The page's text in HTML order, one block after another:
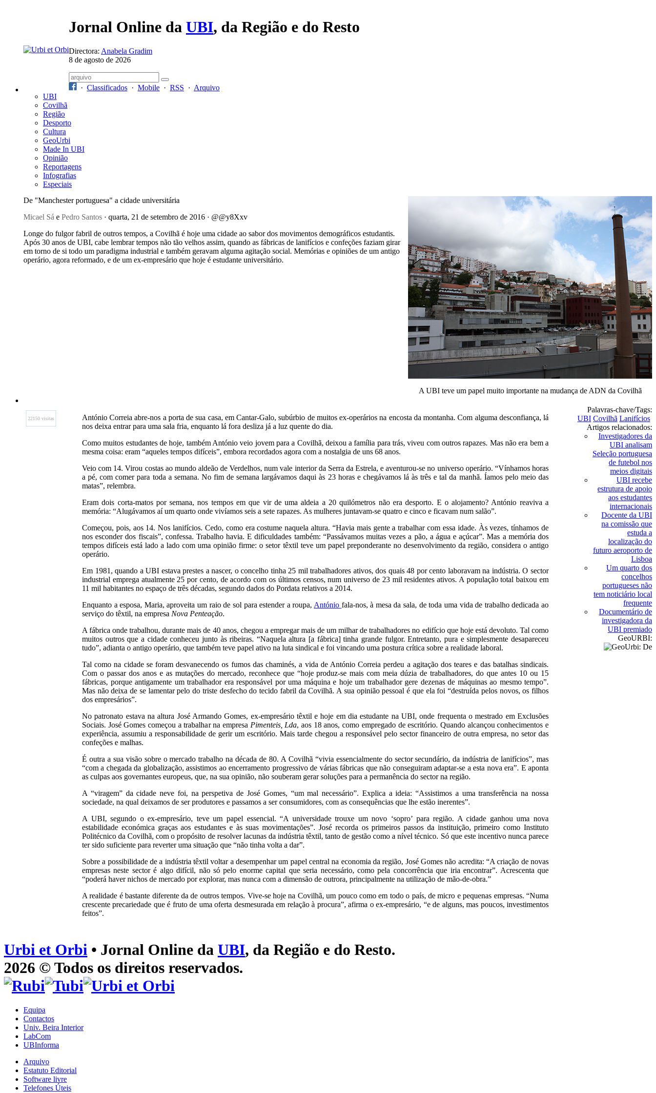
Jornal Online da UBI, da Região e do Resto
Directora: Anabela Gradim
8 de agosto de 2026
· Classificados · Mobile · RSS · Arquivo
UBI
Covilhã
Região
Desporto
Cultura
GeoUrbi
Made In UBI
Opinião
Reportagens
Infografias
Especiais
De "Manchester portuguesa" a cidade universitária
Micael Sá e Pedro Santos · quarta, 21 de setembro de 2016 · @@y8Xxv
Longe do fulgor fabril de outros tempos, a Covilhã é hoje uma cidade ao sabor dos movimentos demográficos estudantis.
Após 30 anos de UBI, cabe lembrar tempos não tão velhos assim, quando as fábricas de lanifícios e confeções faziam girar
em torno de si todo um paradigma industrial e também geravam alguma agitação social. Memórias e opiniões de um antigo
operário, agora reformado, e de um ex-empresário que hoje é estudante universitário.
A UBI teve um papel muito importante na mudança de ADN da Covilhã
22150 visitas
António Correia abre-nos a porta de sua casa, em Cantar-Galo, subúrbio de muitos ex-operários na encosta da montanha. Com alguma desconfiança, lá
nos deixa entrar para uma sala fria, enquanto lá fora desliza já a luz quente do dia.
Como muitos estudantes de hoje, também António veio jovem para a Covilhã, deixou a família para trás, viveu com outros rapazes. Mas não era bem a
mesma coisa: eram “aqueles tempos difíceis”, embora recordados agora com a nostalgia de uns 68 anos.
Veio com 14. Virou costas ao mundo aldeão de Verdelhos, num vale interior da Serra da Estrela, e aventurou-se no universo operário. “Vínhamos horas
a pé, com comer para toda a semana. No fim de semana largávamos daqui às 23 horas e chegávamos lá às três e tal da manhã. Íamos pelo meio das
matas”, relembra.
Eram dois corta-matos por semana, nos tempos em que vir de uma aldeia a 20 quilómetros não era desporto. E o alojamento? António reaviva a
memória: “Alugávamos aí um quarto onde vivíamos seis a sete rapazes. As mulheres juntavam-se quatro e cinco e ficavam num salão”.
Começou, pois, aos 14. Nos lanifícios. Cedo, como era costume naquela altura. “Havia mais gente a trabalhar com essa idade. Às vezes, tínhamos de
nos esconder dos fiscais”, confessa. Trabalho havia. E dificuldades também: “Passávamos muitas vezes a pão, a água e açúcar”. Mas a memória dos
tempos difíceis está lado a lado com uma opinião firme: o setor têxtil teve um papel preponderante no desenvolvimento da região, considera o antigo
operário.
Em 1981, quando a UBI estava prestes a nascer, o concelho tinha 25 mil trabalhadores ativos, dos quais 48 por cento laboravam na indústria. O sector
industrial emprega atualmente 25 por cento, de acordo com os últimos censos, num universo de 23 mil residentes ativos. A população total baixou em
11 mil habitantes no espaço de três décadas, segundo dados do Pordata relativos a 2014.
Enquanto a esposa, Maria, aproveita um raio de sol para estender a roupa, António fala-nos, à mesa da sala, de toda uma vida de trabalho dedicada ao
serviço do têxtil, na empresa Nova Penteação.
A fábrica onde trabalhou, durante mais de 40 anos, chegou a empregar mais de um milhar de trabalhadores no edifício que hoje está devoluto. Tal como
muitos outros que a cidade conheceu junto às ribeiras. “Naquela altura [a fábrica] tinha grande fulgor. Entretanto, pura e simplesmente desapareceu
tudo”, adianta o antigo operário, que também teve papel ativo na luta sindical e foi vincando uma postura crítica sobre a realidade laboral.
Tal como na cidade se foram desvanecendo os fumos das chaminés, a vida de António Correia perdeu a agitação dos teares e das batalhas sindicais.
Com o passar dos anos e as mutações do mercado, reconhece que “hoje produz-se mais com meia dúzia de trabalhadores, do que antes 10 ou 15
fábricas, porque antigamente um trabalhador era responsável por uma máquina e hoje um trabalhador gere dezenas de máquinas ao mesmo tempo”.
Mas não deixa de se lamentar pelo do triste desfecho do tecido fabril da Covilhã. A sua opinião pessoal é que ela foi “destruída pelos novos, os filhos
dos empresários”.
No patronato estava na altura José Armando Gomes, ex-empresário têxtil e hoje em dia estudante na UBI, onde frequenta o mestrado em Exclusões
Sociais. José Gomes começou a trabalhar na empresa Pimenteis, Lda, aos 18 anos, como empregado de escritório. Quando alcançou conhecimentos e
experiência, assumiu a responsabilidade de gerir um escritório. Mais tarde chegou a responsável pelo sector financeiro de outra empresa, no setor das
confeções e malhas.
É outra a sua visão sobre o mercado trabalho na década de 80. A Covilhã “vivia essencialmente do sector secundário, da indústria de lanifícios”, mas
“com a chegada da globalização, assistimos ao encerramento progressivo de várias fábricas que não conseguiram adaptar-se a esta nova era”. E aponta
as culpas aos governantes europeus, que, na sua opinião, não souberam gerar soluções para a permanência do sector na região.
A “viragem” da cidade neve foi, na perspetiva de José Gomes, “um mal necessário”. Explica a ideia: “Assistimos a uma transferência na nossa
sociedade, na qual deixamos de ser produtores e passamos a ser consumidores, com as consequências que lhe estão inerentes”.
A UBI, segundo o ex-empresário, teve um papel essencial. “A universidade trouxe um novo ‘sopro’ para região. A cidade ganhou uma nova
estabilidade económica graças aos estudantes e às suas movimentações”. José recorda os primeiros passos da instituição, primeiro como Instituto
Politécnico da Covilhã, com o propósito de resolver lacunas da indústria têxtil, tanto de gestão como a nível técnico. Só que este incentivo nunca parece
ter sido suficiente para reverter uma situação que “não tinha volta a dar”.
Sobre a possibilidade de a indústria têxtil voltar a desempenhar um papel central na economia da região, José Gomes não acredita: “A criação de novas
empresas neste sector é algo difícil, não só pelo enorme capital que seria necessário, como pela concorrência que iria encontrar”. Acrescenta que
“poderá haver nichos de mercado por explorar, mas nunca com a dimensão de outrora, principalmente na utilização de mão-de-obra.”
A realidade é bastante diferente da de outros tempos. Vive-se hoje na Covilhã, um pouco como em todo o país, de micro e pequenas empresas. “Numa
crescente precariedade que é fruto de uma oferta desmesurada em relação à procura”, afirma o ex-empresário, “e de alguns, mas poucos, investimentos
feitos”.
Palavras-chave/Tags:
UBI Covilhã Lanifícios
Artigos relacionados:
Investigadores da
UBI analisam
Seleção portuguesa
de futebol nos
meios digitais
UBI recebe
estrutura de apoio
aos estudantes
internacionais
Docente da UBI
na comissão que
estuda a
localização do
futuro aeroporto de
Lisboa
Um quarto dos
concelhos
portugueses não
tem noticiário local
frequente
Documentário de
investigadora da
UBI premiado
GeoURBI:
Urbi et Orbi • Jornal Online da UBI, da Região e do Resto.
2026 © Todos os direitos reservados.
Equipa
Contactos
Univ. Beira Interior
LabCom
UBInforma
Arquivo
Estatuto Editorial
Software livre
Telefones Úteis